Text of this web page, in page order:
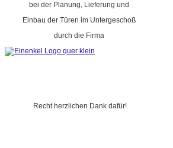
bei der Planung, Lieferung und
Einbau der Türen im Untergeschoß
durch die Firma
Recht herzlichen Dank dafür!